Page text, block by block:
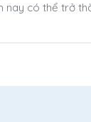
nay có thể trở